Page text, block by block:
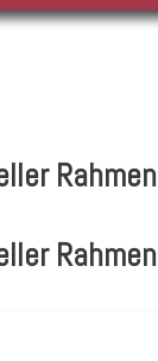
Rahmen
Rahmen